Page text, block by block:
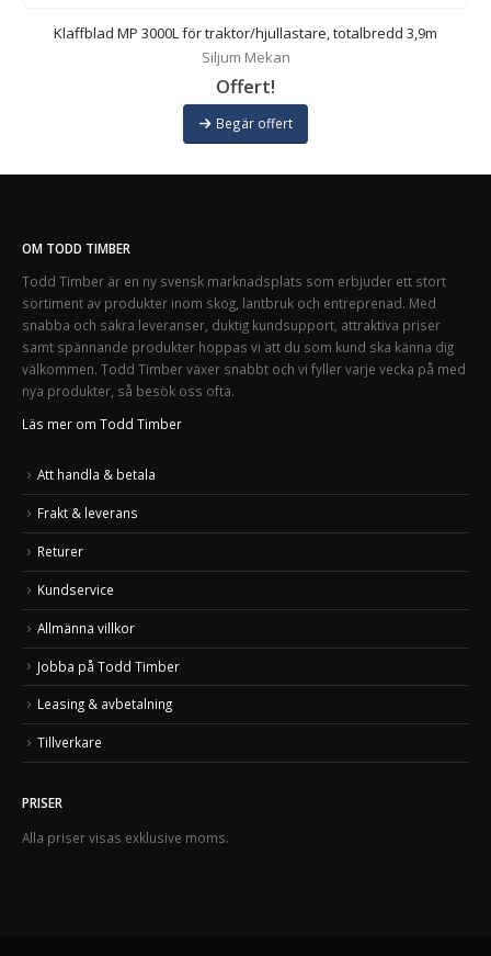
Klaffblad MP 3000L för traktor/hjullastare, totalbredd 3,9m
Siljum Mekan
Offert!
Begär offert
OM TODD TIMBER
Todd Timber är en ny svensk marknadsplats som erbjuder ett stort
sortiment av produkter inom skog, lantbruk och entreprenad. Med
snabba och säkra leveranser, duktig kundsupport, attraktiva priser
samt spännande produkter hoppas vi att du som kund ska känna dig
välkommen. Todd Timber växer snabbt och vi fyller varje vecka på med
nya produkter, så besök oss ofta.
Läs mer om Todd Timber
Att handla & betala
Frakt & leverans
Returer
Kundservice
Allmänna villkor
Jobba på Todd Timber
Leasing & avbetalning
Tillverkare
PRISER
Alla priser visas exklusive moms.